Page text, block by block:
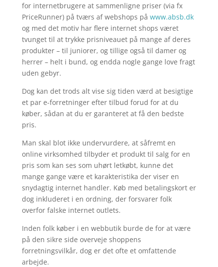
for internetbrugere at sammenligne priser (via fx
PriceRunner) på tværs af webshops på www.absb.dk
og med det motiv har flere internet shops været
tvunget til at trykke prisniveauet på mange af deres
produkter – til juniorer, og tillige også til damer og
herrer – helt i bund, og endda nogle gange love fragt
uden gebyr.
Dog kan det trods alt vise sig tiden værd at besigtige
et par e-forretninger efter tilbud forud for at du
køber, sådan at du er garanteret at få den bedste
pris.
Man skal blot ikke undervurdere, at såfremt en
online virksomhed tilbyder et produkt til salg for en
pris som kan ses som uhørt letkøbt, kunne det
mange gange være et karakteristika der viser en
snydagtig internet handler. Køb med betalingskort er
dog inkluderet i en ordning, der forsvarer folk
overfor falske internet outlets.
Inden folk køber i en webbutik burde de for at være
på den sikre side overveje shoppens
forretningsvilkår, dog er det ofte et omfattende
arbejde.